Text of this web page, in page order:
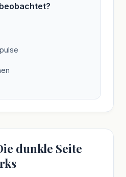
dunkle Seite